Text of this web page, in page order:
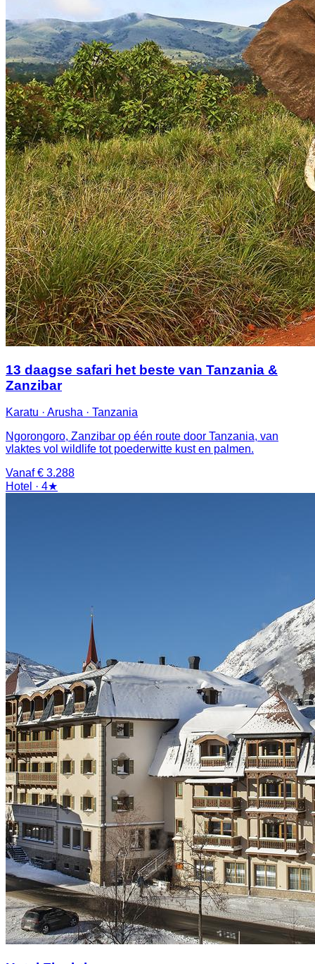
13 daagse safari het beste van Tanzania &
Zanzibar
Karatu · Arusha · Tanzania
Ngorongoro, Zanzibar op één route door Tanzania, van
vlaktes vol wildlife tot poederwitte kust en palmen.
Vanaf € 3.288
Hotel · 4★